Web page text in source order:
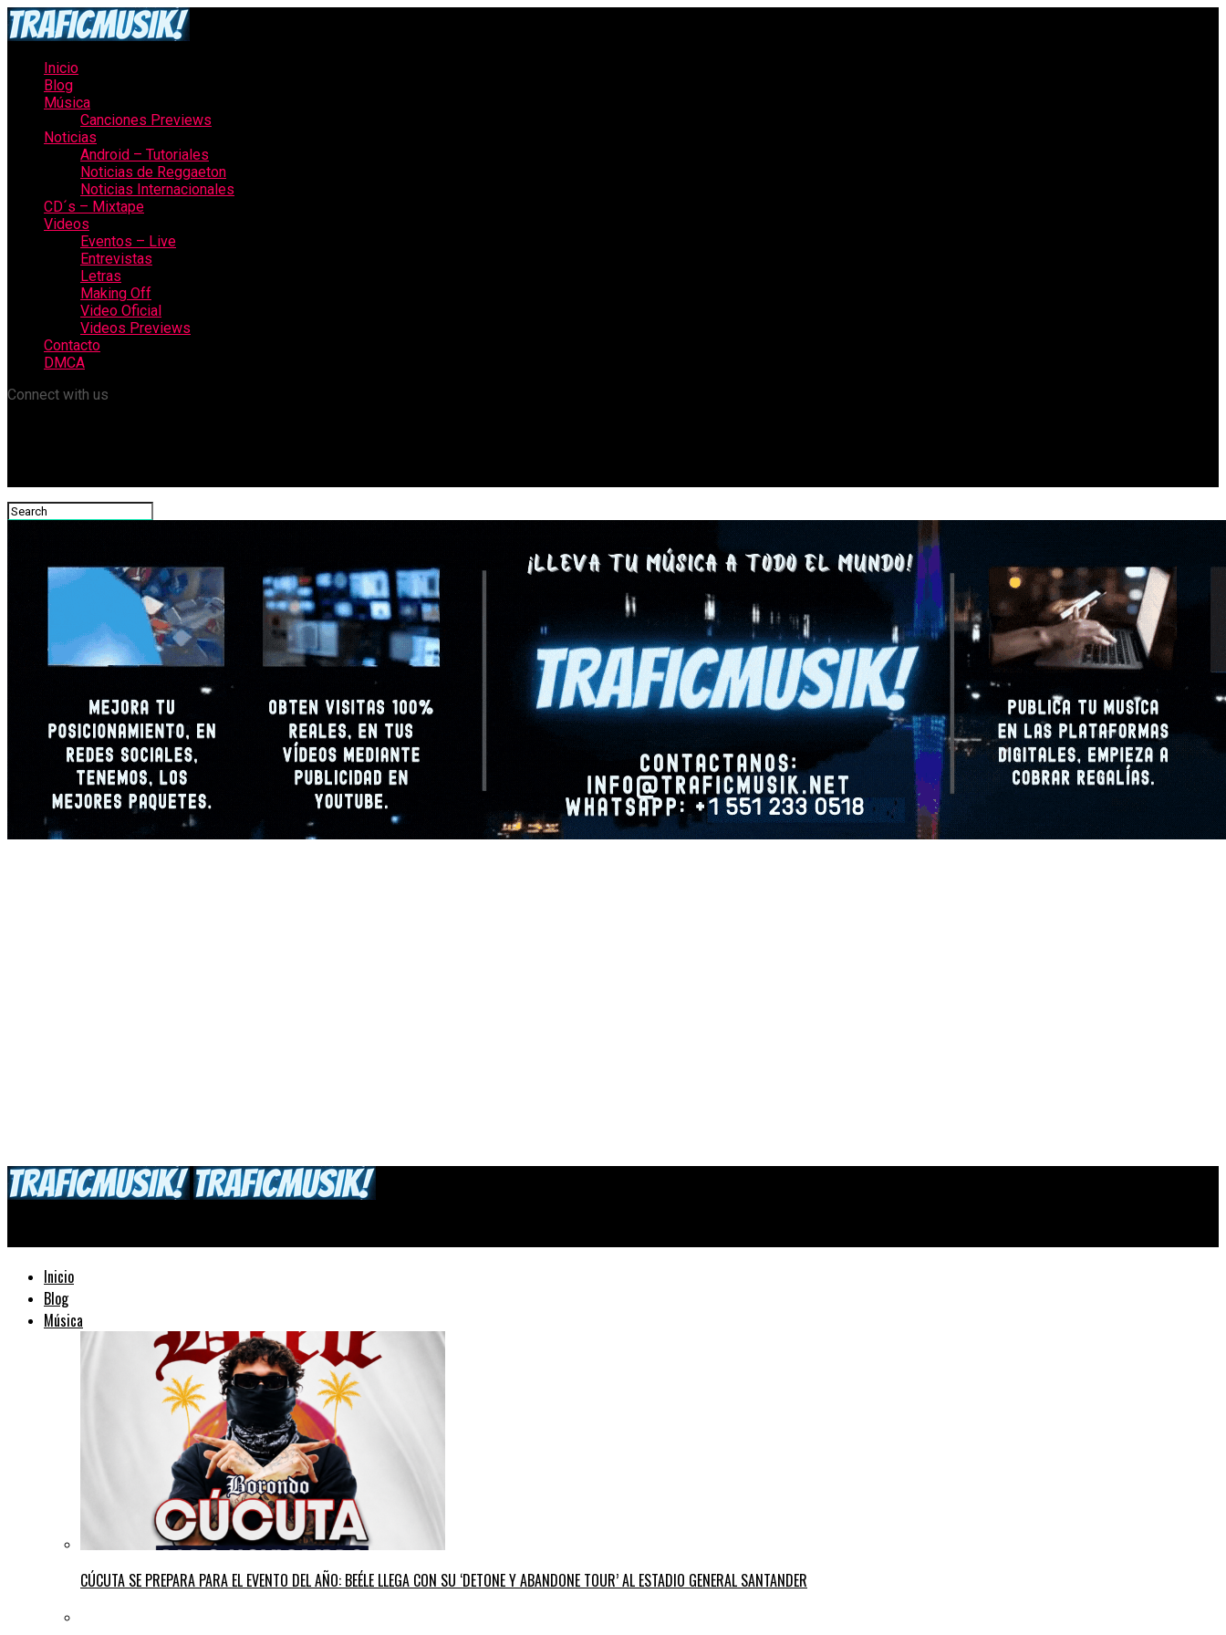
Inicio
Blog
Música
Canciones Previews
Noticias
Android – Tutoriales
Noticias de Reggaeton
Noticias Internacionales
CD´s – Mixtape
Videos
Eventos – Live
Entrevistas
Letras
Making Off
Video Oficial
Videos Previews
Contacto
DMCA
Connect with us
Inicio
Blog
Música
CÚCUTA SE PREPARA PARA EL EVENTO DEL AÑO: BEÉLE LLEGA CON SU ‘DETONE Y ABANDONE TOUR’ AL ESTADIO GENERAL SANTANDER